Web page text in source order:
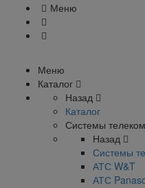
Меню
Меню
Каталог
Назад
Каталог
Системы
Назад
Системы
АТС W&T
АТС